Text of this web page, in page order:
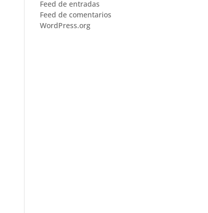
Feed de entradas
Feed de comentarios
WordPress.org